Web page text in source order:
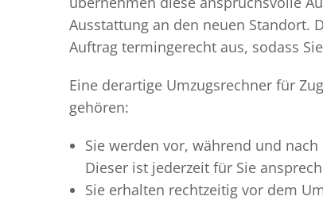
Ausstattung an den neuen Standort.
Auftrag termingerecht aus, sodass
Eine derartige Umzugsrechner für
gehören:
Sie werden vor, während und nach
Dieser ist jederzeit für Sie
Sie erhalten rechtzeitig vor dem